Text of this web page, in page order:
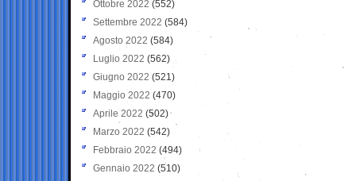
Ottobre 2022 (552)
Settembre 2022 (584)
Agosto 2022 (584)
Luglio 2022 (562)
Giugno 2022 (521)
Maggio 2022 (470)
Aprile 2022 (502)
Marzo 2022 (542)
Febbraio 2022 (494)
Gennaio 2022 (510)